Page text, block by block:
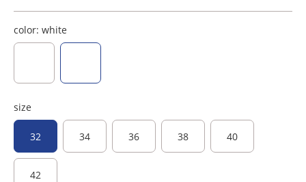
color: white
size
32 34 36 38 40
42